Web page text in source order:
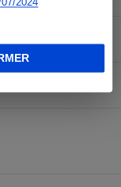
2024
Non